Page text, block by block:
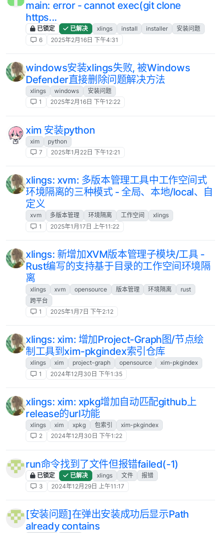
main: error - cannot exec(git clone
https...
已锁定 已解决 xlings install installer
安装问题
6
2025年2月16日 下午4:31
windows安装xlings失败, 被Windows
Defender直接删除问题解决方法
xlings windows
安装问题
1
2025年2月16日 下午12:22
xim 安装python
xim
python
7
2025年1月22日 下午12:21
xlings: xvm: 多版本管理工具中工作空间式
环境隔离的三种模式 - 全局、本地/local、自
定义
xvm 多版本管理 环境隔离 工作空间
xlings
1
2025年1月17日 上午11:22
xlings: 新增加XVM版本管理子模块/工具 -
Rust编写的支持基于目录的工作空间环境隔
离
xlings xvm opensource 版本管理 环境隔离
rust
跨平台
1
2025年1月7日 下午2:12
xlings: xim: 增加Project-Graph图/节点绘
制工具到xim-pkgindex索引仓库
xlings xim project-graph opensource
xim-pkgindex
1
2024年12月30日 下午1:35
xlings: xim: xpkg增加自动匹配github上
release的url功能
xlings xim xpkg 包索引
xim-pkgindex
2
2024年12月30日 下午1:22
run命令找到了文件但报错failed(-1)
已锁定 已解决 xlings 文件
报错
3
2024年12月29日 上午11:17
[安装问题]在弹出安装成功后显示Path
already contains